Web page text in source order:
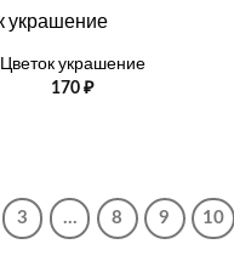
Цветок украшение
170₽
3 … 8 9 10